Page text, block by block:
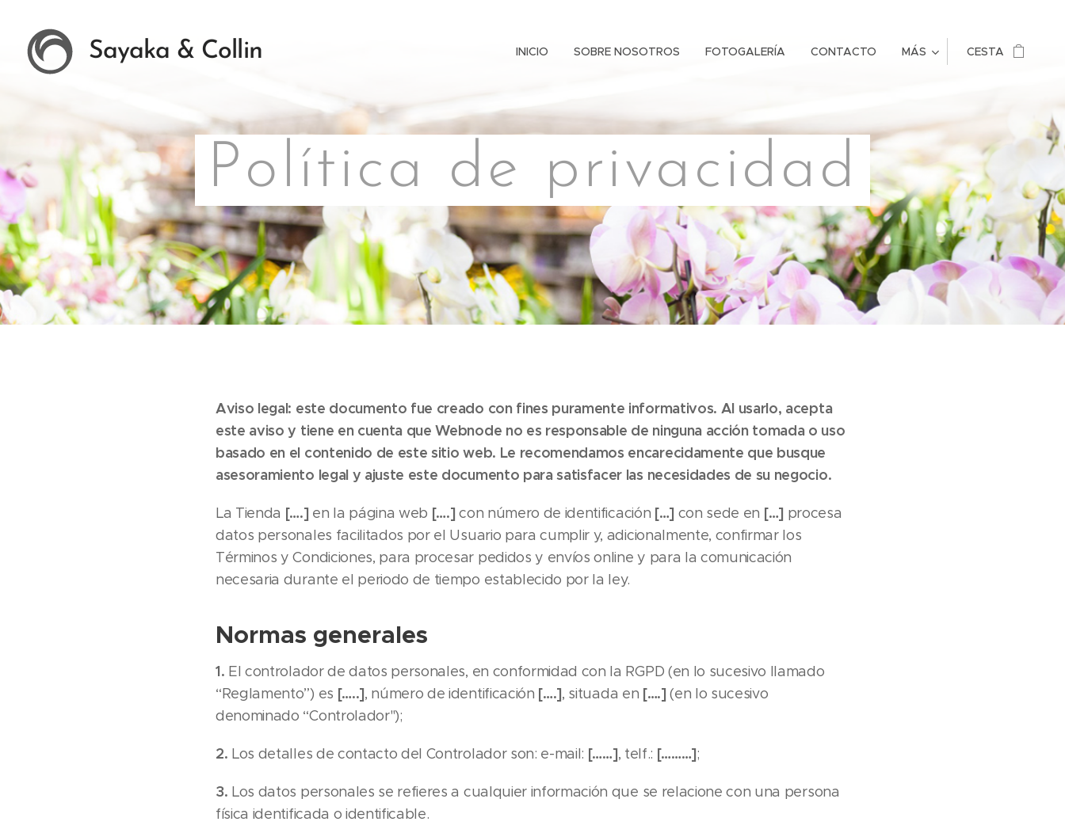
Sayaka & Collin INICIO SOBRE NOSOTROS FOTOGALERÍA CONTACTO MÁS CESTA
Política de privacidad
Aviso legal: este documento fue creado con fines puramente informativos. Al usarlo, acepta
este aviso y tiene en cuenta que Webnode no es responsable de ninguna acción tomada o uso
basado en el contenido de este sitio web. Le recomendamos encarecidamente que busque
asesoramiento legal y ajuste este documento para satisfacer las necesidades de su negocio.
La Tienda [….]en la página web [….]con número de identificación […]con sede en […]procesa
datos personales facilitados por el Usuario para cumplir y, adicionalmente, confirmar los
Términos y Condiciones, para procesar pedidos y envíos online y para la comunicación
necesaria durante el periodo de tiempo establecido por la ley.
Normas generales
1. El controlador de datos personales, en conformidad con la RGPD (en lo sucesivo llamado
“Reglamento”) es […..], número de identificación [….], situada en [….](en lo sucesivo
denominado “Controlador");
2. Los detalles de contacto del Controlador son: e-mail: [……], telf.: [………];
3. Los datos personales se refieres a cualquier información que se relacione con una persona
física identificada o identificable.